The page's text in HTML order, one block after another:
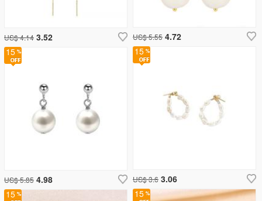
US$ 5.55 4.72
15
US$ 3.6 3.06
US$ 4.14 3.52
15
US$ 5.85 4.98
15
15